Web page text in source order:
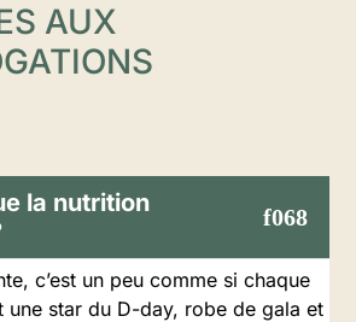
AUX
la nutrition
c’est un peu comme si chaque
une star du D-day, robe de gala et